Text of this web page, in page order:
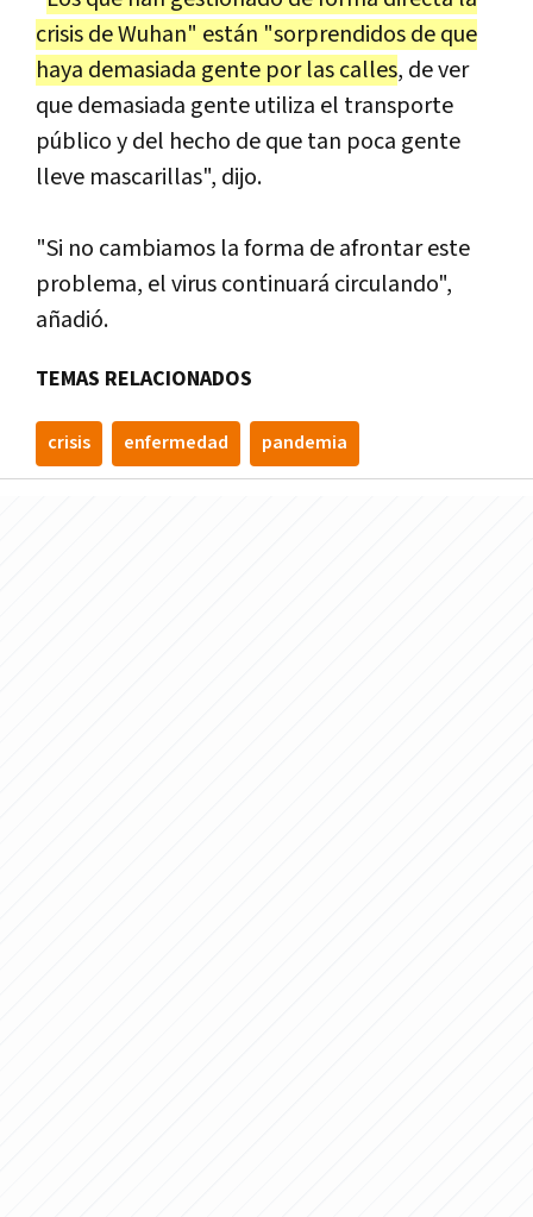
crisis de Wuhan" están "sorprendidos de que
haya demasiada gente por las calles, de ver
que demasiada gente utiliza el transporte
público y del hecho de que tan poca gente
lleve mascarillas", dijo.
"Si no cambiamos la forma de afrontar este
problema, el virus continuará circulando",
añadió.
TEMAS RELACIONADOS
crisis enfermedad pandemia